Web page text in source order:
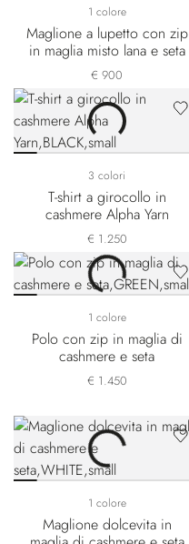
1 colore
Maglione a lupetto con zip
in maglia misto lana e seta
€ 900
3 colori
T-shirt a girocollo in
cashmere Alpha Yarn
€ 1.250
1 colore
Polo con zip in maglia di
cashmere e seta
€ 1.450
1 colore
Maglione dolcevita in